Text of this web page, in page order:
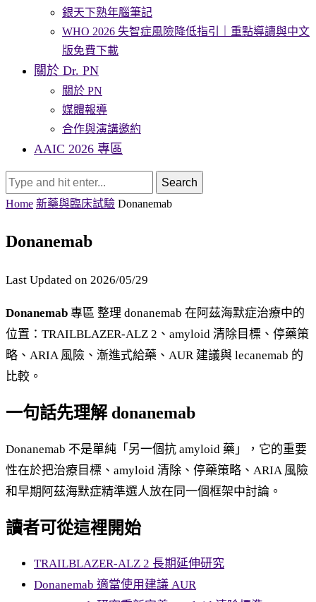
銀天下熟年腦筆記
WHO 2026 失智症風險降低指引｜重點導讀與中文
版免費下載
關於 Dr. PN
關於 PN
媒體報導
合作與演講邀約
AAIC 2026 專區
Search
Home 新藥與臨床試驗 Donanemab
Donanemab
Last Updated on 2026/05/29
Donanemab 專區 整理 donanemab 在阿茲海默症治療中的
位置：TRAILBLAZER-ALZ 2、amyloid 清除目標、停藥策
略、ARIA 風險、漸進式給藥、AUR 建議與 lecanemab 的
比較。
一句話先理解 donanemab
Donanemab 不是單純「另一個抗 amyloid 藥」，它的重要
性在於把治療目標、amyloid 清除、停藥策略、ARIA 風險
和早期阿茲海默症精準選人放在同一個框架中討論。
讀者可從這裡開始
TRAILBLAZER-ALZ 2 長期延伸研究
Donanemab 適當使用建議 AUR